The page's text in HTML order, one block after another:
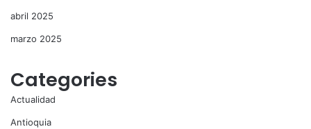
abril 2025
marzo 2025
Categories
Actualidad
Antioquia